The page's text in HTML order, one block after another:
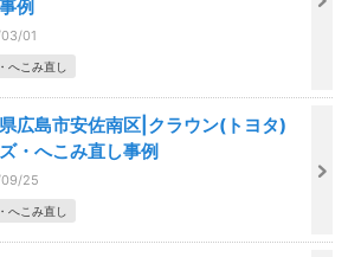
例
01
へこみ直し
広島市安佐南区|クラウン(トヨタ)
・へこみ直し事例
25
へこみ直し